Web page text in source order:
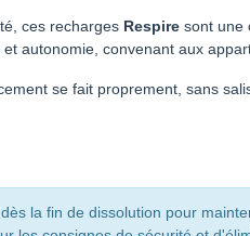
ces recharges Respire sont une
autonomie, convenant aux
se fait proprement, sans
la fin de dissolution pour